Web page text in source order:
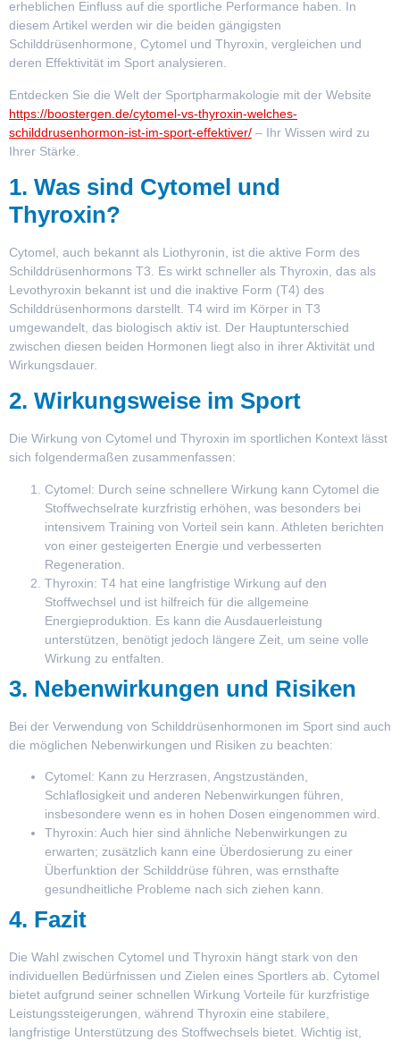
erheblichen Einfluss auf die sportliche Performance haben. In
diesem Artikel werden wir die beiden gängigsten
Schilddrüsenhormone, Cytomel und Thyroxin, vergleichen und
deren Effektivität im Sport analysieren.
Entdecken Sie die Welt der Sportpharmakologie mit der Website
https://boostergen.de/cytomel-vs-thyroxin-welches-
schilddrusenhormon-ist-im-sport-effektiver/ – Ihr Wissen wird zu
Ihrer Stärke.
1. Was sind Cytomel und
Thyroxin?
Cytomel, auch bekannt als Liothyronin, ist die aktive Form des
Schilddrüsenhormons T3. Es wirkt schneller als Thyroxin, das als
Levothyroxin bekannt ist und die inaktive Form (T4) des
Schilddrüsenhormons darstellt. T4 wird im Körper in T3
umgewandelt, das biologisch aktiv ist. Der Hauptunterschied
zwischen diesen beiden Hormonen liegt also in ihrer Aktivität und
Wirkungsdauer.
2. Wirkungsweise im Sport
Die Wirkung von Cytomel und Thyroxin im sportlichen Kontext lässt
sich folgendermaßen zusammenfassen:
Cytomel: Durch seine schnellere Wirkung kann Cytomel die
Stoffwechselrate kurzfristig erhöhen, was besonders bei
intensivem Training von Vorteil sein kann. Athleten berichten
von einer gesteigerten Energie und verbesserten
Regeneration.
Thyroxin: T4 hat eine langfristige Wirkung auf den
Stoffwechsel und ist hilfreich für die allgemeine
Energieproduktion. Es kann die Ausdauerleistung
unterstützen, benötigt jedoch längere Zeit, um seine volle
Wirkung zu entfalten.
3. Nebenwirkungen und Risiken
Bei der Verwendung von Schilddrüsenhormonen im Sport sind auch
die möglichen Nebenwirkungen und Risiken zu beachten:
Cytomel: Kann zu Herzrasen, Angstzuständen,
Schlaflosigkeit und anderen Nebenwirkungen führen,
insbesondere wenn es in hohen Dosen eingenommen wird.
Thyroxin: Auch hier sind ähnliche Nebenwirkungen zu
erwarten; zusätzlich kann eine Überdosierung zu einer
Überfunktion der Schilddrüse führen, was ernsthafte
gesundheitliche Probleme nach sich ziehen kann.
4. Fazit
Die Wahl zwischen Cytomel und Thyroxin hängt stark von den
individuellen Bedürfnissen und Zielen eines Sportlers ab. Cytomel
bietet aufgrund seiner schnellen Wirkung Vorteile für kurzfristige
Leistungssteigerungen, während Thyroxin eine stabilere,
langfristige Unterstützung des Stoffwechsels bietet. Wichtig ist,